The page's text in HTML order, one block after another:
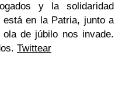
y la solidaridad
en la Patria, junto a
de júbilo nos invade.
Twittear